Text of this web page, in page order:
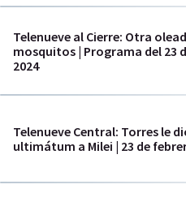
Telenueve al Cierre: Otra
mosquitos | Programa del 23
2024
Telenueve Central: Torres le
ultimátum a Milei | 23 de